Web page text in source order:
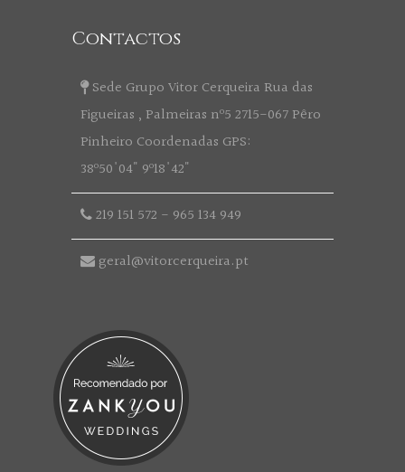
Contactos
Sede Grupo Vitor Cerqueira Rua das
Figueiras , Palmeiras nº5 2715-067 Pêro
Pinheiro Coordenadas GPS:
38º50'04" 9º18'42"
219 151 572 - 965 134 949
geral@vitorcerqueira.pt